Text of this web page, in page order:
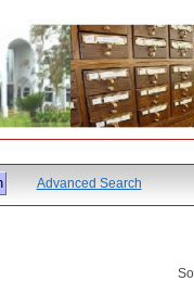
Advanced Search